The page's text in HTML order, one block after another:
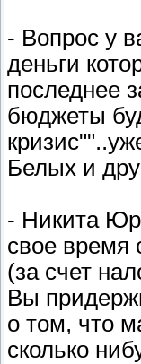
- Вопрос у
деньги
последнее
бюджеты
Белых и
- Никита
свое время
(за счет
Вы
о том, что
сколько